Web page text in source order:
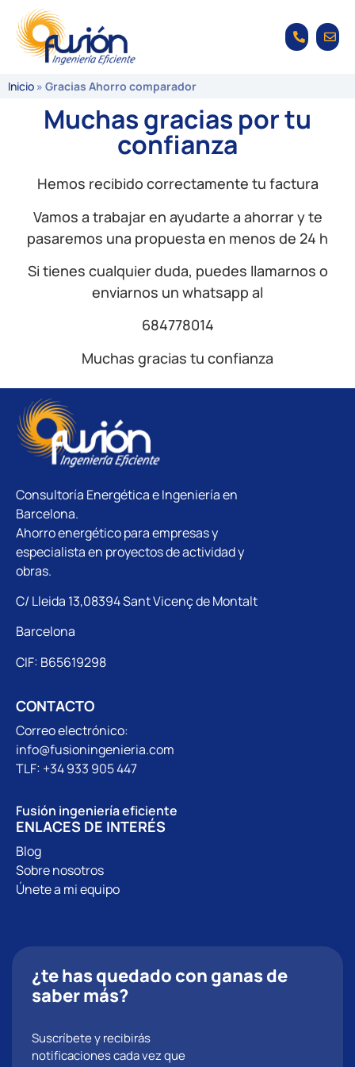
Inicio » Gracias Ahorro comparador
Muchas gracias por tu
confianza
Hemos recibido correctamente tu factura
Vamos a trabajar en ayudarte a ahorrar y te
pasaremos una propuesta en menos de 24 h
Si tienes cualquier duda, puedes llamarnos o
enviarnos un whatsapp al
684778014
Muchas gracias tu confianza
Consultoría Energética e Ingeniería en
Barcelona.
Ahorro energético para empresas y
especialista en proyectos de actividad y
obras.
C/ Lleida 13,08394 Sant Vicenç de Montalt
Barcelona
CIF: B65619298
CONTACTO
Correo electrónico:
info@fusioningenieria.com
TLF: +34 933 905 447
Fusión ingeniería eficiente
ENLACES DE INTERÉS
Blog
Sobre nosotros
Únete a mi equipo
¿te has quedado con ganas de
saber más?
Suscríbete y recibirás
notificaciones cada vez que